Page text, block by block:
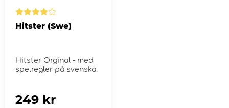
Hitster (Swe)
Hitster Orginal - med
spelregler på svenska.
249 kr